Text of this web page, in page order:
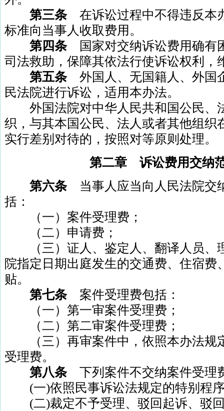
第三条在诉讼过程中不得违反本
标准向当事人收取费用。
第四条国家对交纳诉讼费用确有
司法救助，保障其依法行使诉讼权利，
第五条外国人、无国籍人、外国
民法院进行诉讼，适用本办法。
外国法院对中华人民共和国公民、
织，与其本国公民、法人或者其他组织
实行差别对待的，按照对等原则处理。
第二章 诉讼费用交纳
第六条当事人应当向人民法院交
括：
（一）案件受理费；
（二）申请费；
（三）证人、鉴定人、翻译人员、
院指定日期出庭发生的交通费、住宿费
贴。
第七条案件受理费包括：
（一）第一审案件受理费；
（二）第二审案件受理费；
（三）再审案件中，依照本办法规
受理费。
第八条下列案件不交纳案件受理
(一)依照民事诉讼法规定的特别程
(二)裁定不予受理、驳回起诉、驳